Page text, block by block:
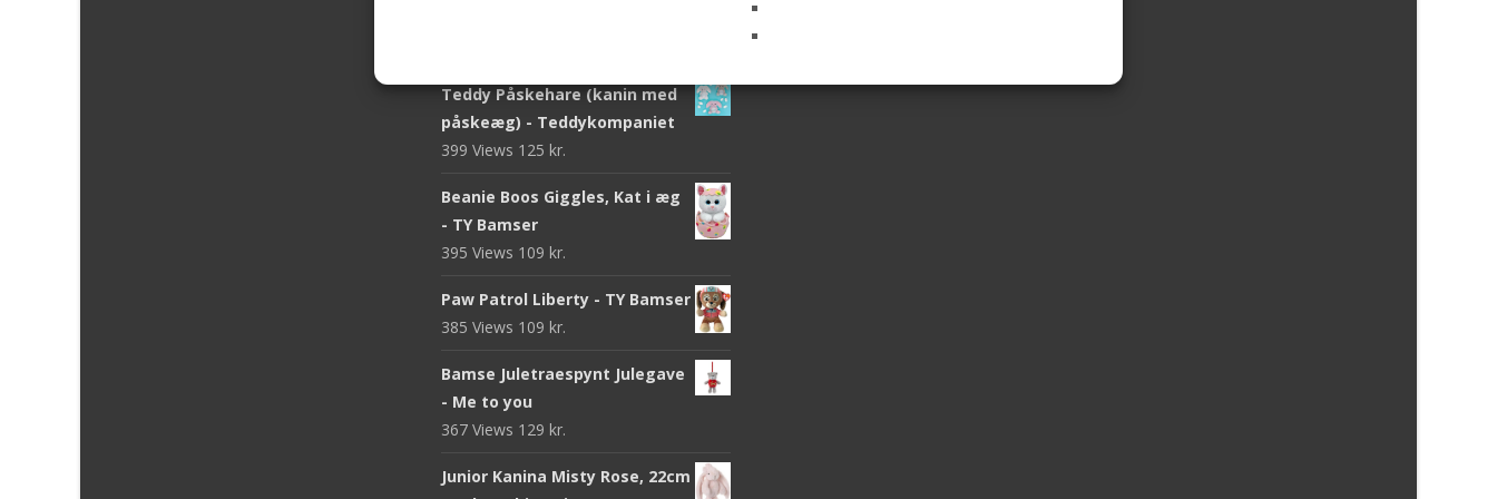
Teddy Påskehare (kanin med
påskeæg) - Teddykompaniet
399 Views 125 kr.
Beanie Boos Giggles, Kat i æg
- TY Bamser
395 Views 109 kr.
Paw Patrol Liberty - TY Bamser
385 Views 109 kr.
Bamse Juletraespynt Julegave
- Me to you
367 Views 129 kr.
Junior Kanina Misty Rose, 22cm